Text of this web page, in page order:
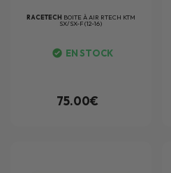
RACETECH BOITE À AIR RTECH KTM
SX/SX-F (12-16)
EN STOCK
75.00€